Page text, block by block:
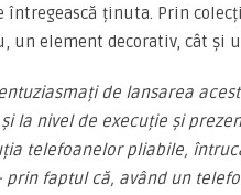
întregească ținuta. Prin
un element decorativ, cât
de lansarea
la nivel de execuție și
telefoanelor pliabile,
prin faptul că, având un